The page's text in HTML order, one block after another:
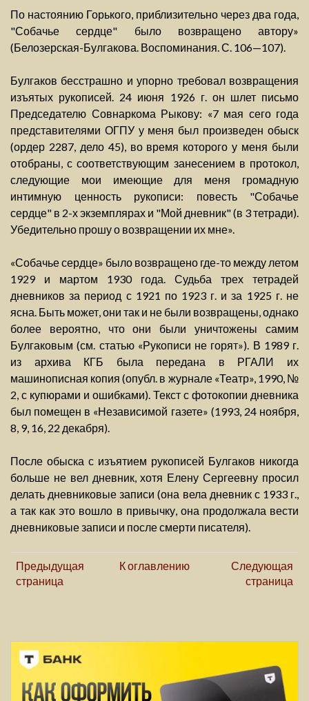
По настоянию Горького, приблизительно через два года,
"Собачье сердце" было возвращено автору»
(Белозерская-Булгакова. Воспоминания. С. 106—107).
Булгаков бесстрашно и упорно требовал возвращения
изъятых рукописей. 24 июня 1926 г. он шлет письмо
Председателю Совнаркома Рыкову: «7 мая сего года
представителями ОГПУ у меня был произведен обыск
(ордер 2287, дело 45), во время которого у меня были
отобраны, с соответствующим занесением в протокол,
следующие мои имеющие для меня громадную
интимную ценность рукописи: повесть "Собачье
сердце" в 2-х экземплярах и "Мой дневник" (в 3 тетради).
Убедительно прошу о возвращении их мне».
«Собачье сердце» было возвращено где-то между летом
1929 и мартом 1930 года. Судьба трех тетрадей
дневников за период с 1921 по 1923 г. и за 1925 г. не
ясна. Быть может, они так и не были возвращены, однако
более вероятно, что они были уничтожены самим
Булгаковым (см. статью «Рукописи не горят»). В 1989 г.
из архива КГБ была передана в РГАЛИ их
машинописная копия (опубл. в журнале «Театр», 1990, №
2, с купюрами и ошибками). Текст с фотокопии дневника
был помещен в «Независимой газете» (1993, 24 ноября,
8, 9, 16, 22 декабря).
После обыска с изъятием рукописей Булгаков никогда
больше не вел дневник, хотя Елену Сергеевну просил
делать дневниковые записи (она вела дневник с 1933 г.,
а так как это вошло в привычку, она продолжала вести
дневниковые записи и после смерти писателя).
Предыдущая
страница
К оглавлению
Следующая
страница